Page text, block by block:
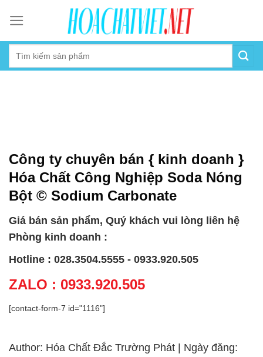
content
Công ty chuyên bán { kinh doanh }
Hóa Chất Công Nghiệp Soda Nóng
Bột © Sodium Carbonate
Giá bán sản phẩm, Quý khách vui lòng liên hệ
Phòng kinh doanh :
Hotline : 028.3504.5555 - 0933.920.505
ZALO : 0933.920.505
[contact-form-7 id="1116"]
Author: Hóa Chất Đắc Trường Phát | Ngày đăng: